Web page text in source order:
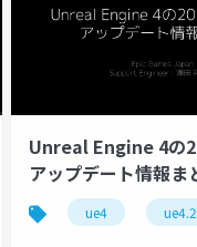
ue-c++
Unreal Engine 4の
アップデート情報ま
【GTMF2019】
ue4